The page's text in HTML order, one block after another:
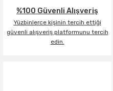
%100 Güvenli Alışveriş
Yüzbinlerce kişinin tercih ettiği
güvenli alışveriş platformunu tercih
edin.